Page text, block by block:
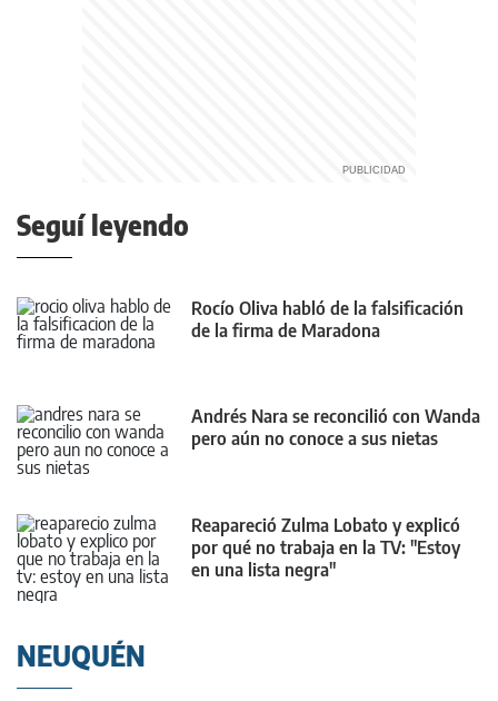
Seguí leyendo
Rocío Oliva habló de la falsificación
de la firma de Maradona
Andrés Nara se reconcilió con Wanda
pero aún no conoce a sus nietas
Reapareció Zulma Lobato y explicó
por qué no trabaja en la TV: "Estoy
en una lista negra"
NEUQUÉN